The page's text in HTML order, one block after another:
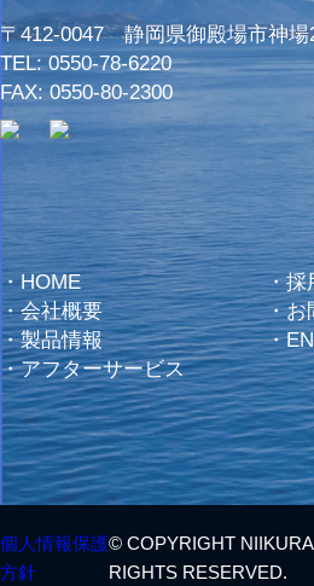
〒412-0047 静岡県御殿場市神場
TEL:0550-78-6220
FAX: 0550-80-2300
・HOME
・会社概要
・製品情報
・アフターサービス
・採
・お
・
個人情報保護
方針
© COPYRIGHT NIIKURA
RIGHTS RESERVED.